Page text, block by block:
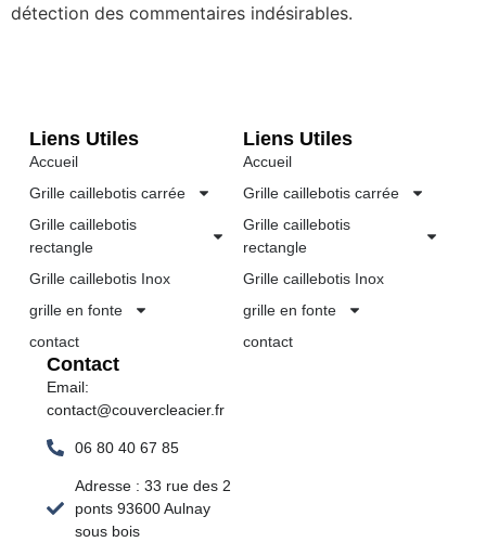
détection des commentaires indésirables.
Liens Utiles
Accueil
Grille caillebotis carrée
Grille caillebotis
rectangle
Grille caillebotis Inox
grille en fonte
contact
Liens Utiles
Accueil
Grille caillebotis carrée
Grille caillebotis
rectangle
Grille caillebotis Inox
grille en fonte
contact
Contact
Email:
contact@couvercleacier.fr
06 80 40 67 85
Adresse : 33 rue des 2
ponts 93600 Aulnay
sous bois